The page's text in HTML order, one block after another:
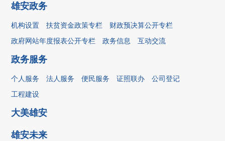
雄安政务
机构设置 扶贫资金政策专栏
财政预决算公开专栏
政府网站年度报表公开专栏
政务信息 互动交流
政务服务
个人服务 法人服务 便民服务 证照联办
公司登记
工程建设
大美雄安
雄安未来